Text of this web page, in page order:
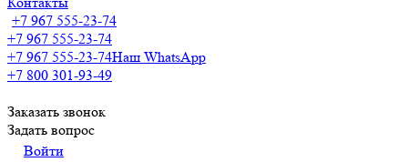
+7 967 555-23-74
+7 967 555-23-74
+7 967 555-23-74Наш WhatsApp
+7 800 301-93-49
Заказать звонок
Задать вопрос
Войти